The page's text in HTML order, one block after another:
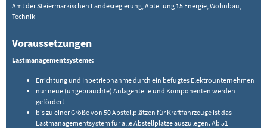
Amt der Steiermärkischen Landesregierung, Abteilung 15 Energie, Wohnbau,
Technik
Voraussetzungen
Lastmanagementsysteme:
Errichtung und Inbetriebnahme durch ein befugtes Elektrounternehmen
nur neue (ungebrauchte) Anlagenteile und Komponenten werden
gefördert
bis zu einer Größe von 50 Abstellplätzen für Kraftfahrzeuge ist das
Lastmanagementsystem für alle Abstellplätze auszulegen. Ab 51